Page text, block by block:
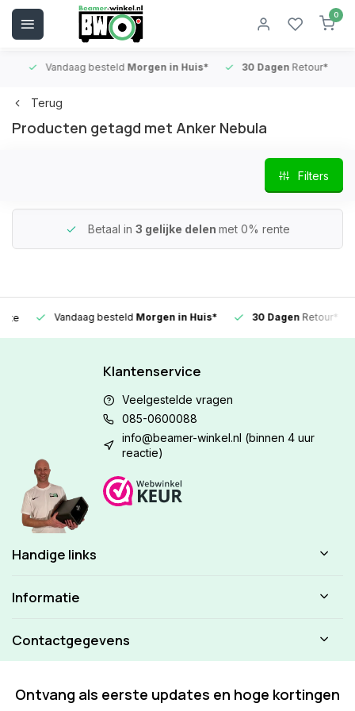
0
Vandaag besteldMorgen in Huis* 30 DagenRetour*
Terug
Producten getagd met Anker Nebula
Filters
Betaal in 3 gelijke delen met 0% rente
Vandaag besteldMorgen in Huis* 30 DagenRetour*
Klantenservice
Veelgestelde vragen
085-0600088
info@beamer-winkel.nl (binnen 4 uur
reactie)
Handige links
Informatie
Contactgegevens
Ontvang als eerste updates en hoge kortingen